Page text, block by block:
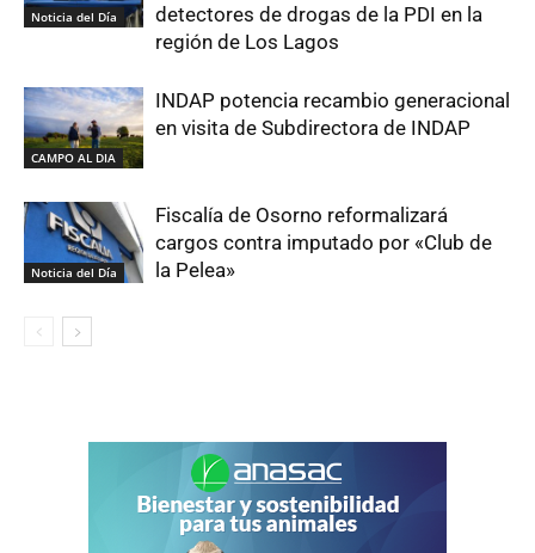
Noticia del Día
detectores de drogas de la PDI en la
región de Los Lagos
CAMPO AL DIA
INDAP potencia recambio generacional
en visita de Subdirectora de INDAP
Noticia del Día
Fiscalía de Osorno reformalizará
cargos contra imputado por «Club de
la Pelea»